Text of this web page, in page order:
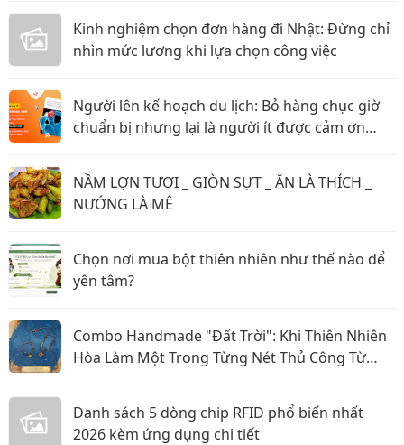
Kinh nghiệm chọn đơn hàng đi Nhật: Đừng chỉ
nhìn mức lương khi lựa chọn công việc
Người lên kế hoạch du lịch: Bỏ hàng chục giờ
chuẩn bị nhưng lại là người ít được cảm ơn
NẦM LỢN TƯƠI _ GIÒN SỰT _ ĂN LÀ THÍCH _
NƯỚNG LÀ MÊ
Chọn nơi mua bột thiên nhiên như thế nào để
yên tâm?
Combo Handmade "Đất Trời": Khi Thiên Nhiên
Hòa Làm Một Trong Từng Nét Thủ Công Từ
Danh sách 5 dòng chip RFID phổ biến nhất
2026 kèm ứng dụng chi tiết